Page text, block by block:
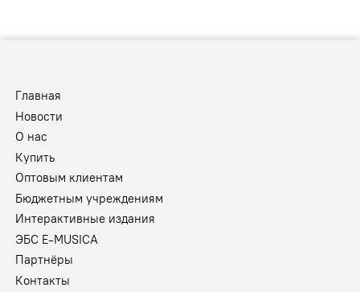
Главная
Новости
О нас
Купить
Оптовым клиентам
Бюджетным учреждениям
Интерактивные издания
ЭБС E-MUSICA
Партнёры
Контакты